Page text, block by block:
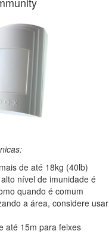
de até 18kg (40lb)
nível de imunidade é
quando é comum
a área, considere usar
até 15m para feixes